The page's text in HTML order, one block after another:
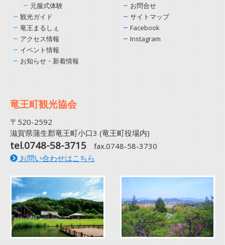
元服式体験
観光ガイド
竜王まるしぇ
アクセス情報
イベント情報
お知らせ・新着情報
お問合せ
サイトマップ
Facebook
Instagram
竜王町観光協会
〒520-2592
滋賀県蒲生郡竜王町小口3 (竜王町役場内)
tel.0748-58-3715 fax.0748-58-3730
お問い合わせはこちら